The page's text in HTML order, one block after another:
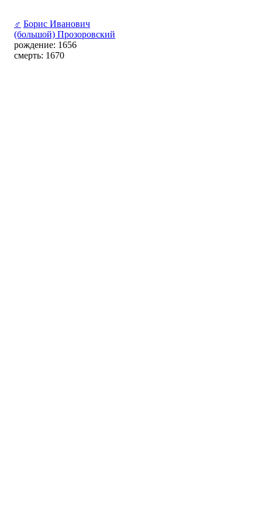
♂ Борис Иванович
(большой) Прозоровский
рождение: 1656
смерть: 1670